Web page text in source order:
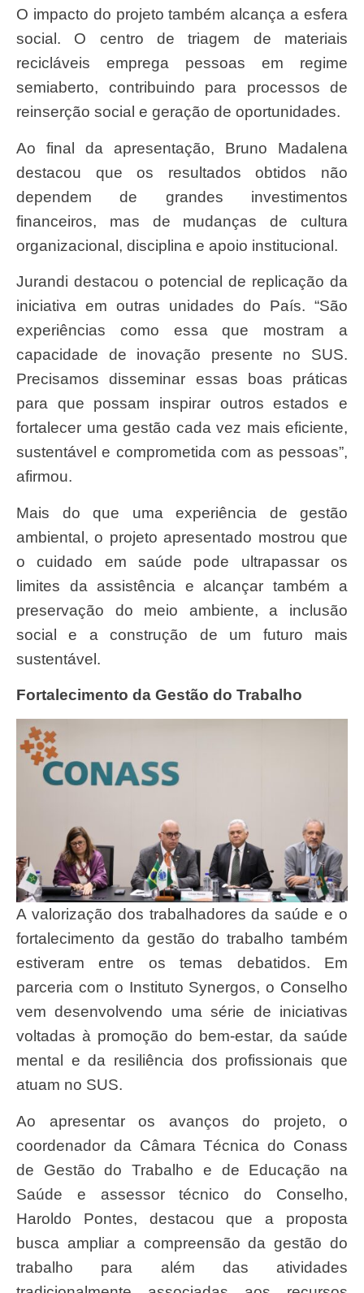
O impacto do projeto também alcança a esfera
social. O centro de triagem de materiais
recicláveis emprega pessoas em regime
semiaberto, contribuindo para processos de
reinserção social e geração de oportunidades.
Ao final da apresentação, Bruno Madalena
destacou que os resultados obtidos não
dependem de grandes investimentos
financeiros, mas de mudanças de cultura
organizacional, disciplina e apoio institucional.
Jurandi destacou o potencial de replicação da
iniciativa em outras unidades do País. “São
experiências como essa que mostram a
capacidade de inovação presente no SUS.
Precisamos disseminar essas boas práticas
para que possam inspirar outros estados e
fortalecer uma gestão cada vez mais eficiente,
sustentável e comprometida com as pessoas”,
afirmou.
Mais do que uma experiência de gestão
ambiental, o projeto apresentado mostrou que
o cuidado em saúde pode ultrapassar os
limites da assistência e alcançar também a
preservação do meio ambiente, a inclusão
social e a construção de um futuro mais
sustentável.
Fortalecimento da Gestão do Trabalho
A valorização dos trabalhadores da saúde e o
fortalecimento da gestão do trabalho também
estiveram entre os temas debatidos. Em
parceria com o Instituto Synergos, o Conselho
vem desenvolvendo uma série de iniciativas
voltadas à promoção do bem-estar, da saúde
mental e da resiliência dos profissionais que
atuam no SUS.
Ao apresentar os avanços do projeto, o
coordenador da Câmara Técnica do Conass
de Gestão do Trabalho e de Educação na
Saúde e assessor técnico do Conselho,
Haroldo Pontes, destacou que a proposta
busca ampliar a compreensão da gestão do
trabalho para além das atividades